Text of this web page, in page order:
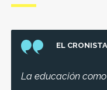
EL CRONISTA
La educación